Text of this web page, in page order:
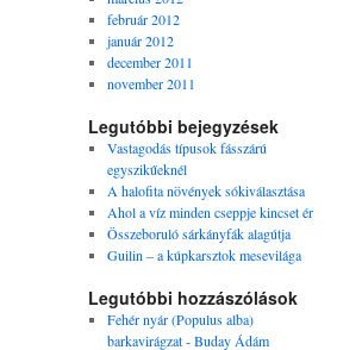
február 2012
január 2012
december 2011
november 2011
Legutóbbi bejegyzések
Vastagodás típusok fásszárú
egyszikűeknél
A halofita növények sókiválasztása
Ahol a víz minden cseppje kincset ér
Összeboruló sárkányfák alagútja
Guilin – a kúpkarsztok mesevilága
Legutóbbi hozzászólások
Fehér nyár (Populus alba)
barkavirágzat - Buday Ádám